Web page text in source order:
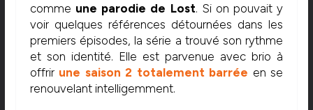
comme une parodie de Lost. Si on pouvait y
voir quelques références détournées dans les
premiers épisodes, la série a trouvé son rythme
et son identité. Elle est parvenue avec brio à
offrir une saison 2 totalement barrée en se
renouvelant intelligemment.